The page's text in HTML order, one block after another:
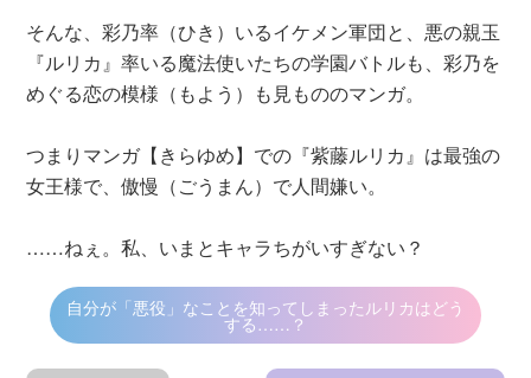
そんな、彩乃率（ひき）いるイケメン軍団と、悪の親玉
『ルリカ』率いる魔法使いたちの学園バトルも、彩乃を
めぐる恋の模様（もよう）も見もののマンガ。
つまりマンガ【きらゆめ】での『紫藤ルリカ』は最強の
女王様で、傲慢（ごうまん）で人間嫌い。
……ねぇ。私、いまとキャラちがいすぎない？
自分が「悪役」なことを知ってしまったルリカはどう
する……？